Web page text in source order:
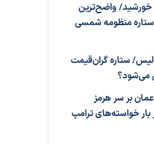
خورشید/ واضح‌ترین
منظومه شمسی
ستاره گران‌قیمت
می‌شود؟
عمان بر سر هرمز
بار خواسته‌های ترامپ